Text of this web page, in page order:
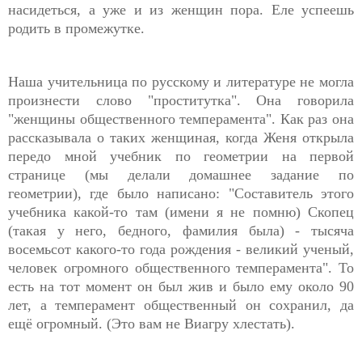
насидеться, а уже и из женщин пора. Еле успеешь
родить в промежутке.
Наша учительница по русскому и литературе не могла
произнести слово "проститутка". Она говорила
"женщины общественного темперамента". Как раз она
рассказывала о таких женщиная, когда Женя открыла
передо мной учебник по геометрии на первой
странице (мы делали домашнее задание по
геометрии), где было написано: "Составитель этого
учебника какой-то там (имени я не помню) Скопец
(такая у него, бедного, фамилия была) - тысяча
восемьсот какого-то года рождения - великий ученый,
человек огромного общественного темперамента". То
есть на тот момент он был жив и было ему около 90
лет, а темперамент общественный он сохранил, да
ещё огромный. (Это вам не Виагру хлестать).